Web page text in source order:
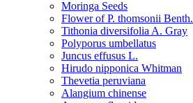
Moringa Seeds
Flower of P. thomsonii Benth.
Tithonia diversifolia A. Gray
Polyporus umbellatus
Juncus effusus L.
Hirudo nipponica Whitman
Thevetia peruviana
Alangium chinense